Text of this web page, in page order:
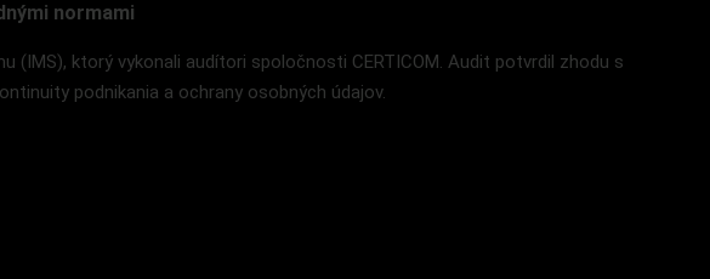
normami
ktorý vykonali audítori spoločnosti CERTICOM. Audit potvrdil zhodu s
podnikania a ochrany osobných údajov.